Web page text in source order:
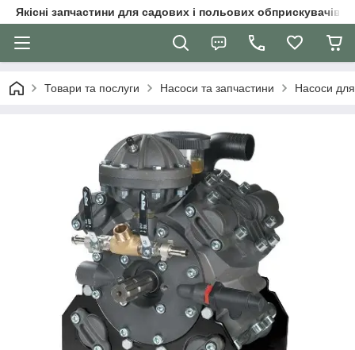
Якісні запчастини для садових і польових обприскувачів
Товари та послуги Насоси та запчастини Насоси для